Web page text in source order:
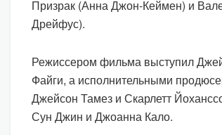
Призрак (Анна Джон-Кеймен) и
Дрейфус).
Режиссером фильма выступил
Файги, а исполнительными
Джейсон Тамез и Скарлетт
Сун Джин и Джоанна Кало.